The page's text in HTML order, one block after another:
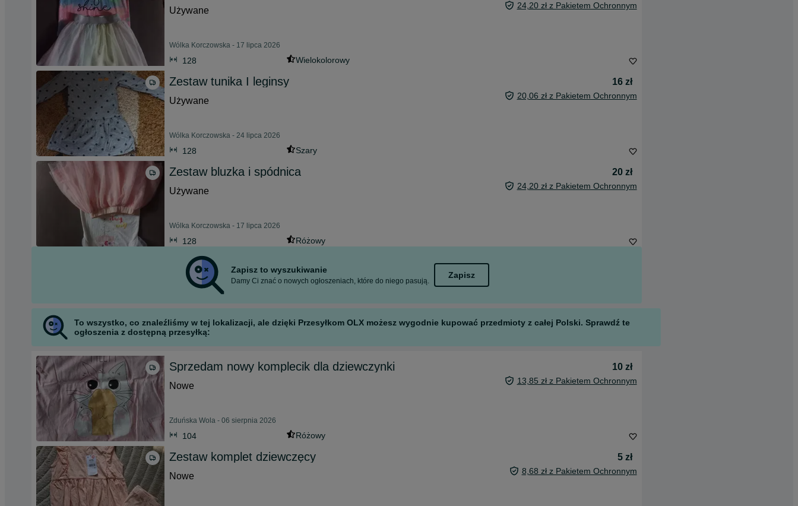
Używane
24,20 zł z Pakietem Ochronnym
Wólka Korczowska - 17 lipca 2026
128 Wielokolorowy
Zestaw tunika I leginsy
16 zł
Używane
20,06 zł z Pakietem Ochronnym
Wólka Korczowska - 24 lipca 2026
128 Szary
Zestaw bluzka i spódnica
20 zł
Używane
24,20 zł z Pakietem Ochronnym
Wólka Korczowska - 17 lipca 2026
128 Różowy
Zapisz to wyszukiwanie
Damy Ci znać o nowych ogłoszeniach, które do niego pasują.
Zapisz
To wszystko, co znaleźliśmy w tej lokalizacji, ale dzięki Przesyłkom OLX możesz wygodnie kupować przedmioty z całej Polski. Sprawdź te
ogłoszenia z dostępną przesyłką:
Sprzedam nowy komplecik dla dziewczynki
10 zł
Nowe
13,85 zł z Pakietem Ochronnym
Zduńska Wola - 06 sierpnia 2026
104 Różowy
Zestaw komplet dziewczęcy
5 zł
Nowe
8,68 zł z Pakietem Ochronnym